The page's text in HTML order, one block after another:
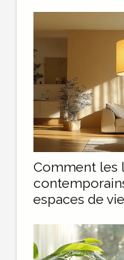
Comment les
espaces de